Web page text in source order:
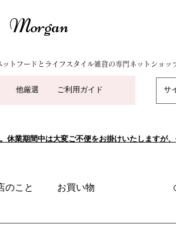
Morgan
トフードとライフスタイル雑貨の専門ネットショッ
他厳選 ご利用ガイド
業期間中は大変ご不便をお掛けいたしますが
のこと お買い物